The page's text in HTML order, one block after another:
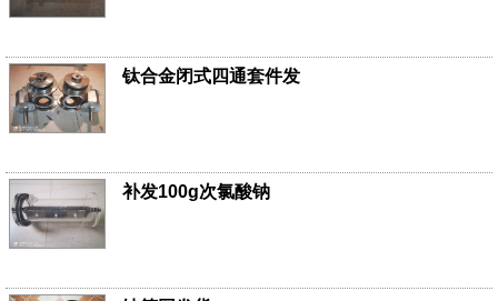
钛合金闭式四通套件发
补发100g次氯酸钠